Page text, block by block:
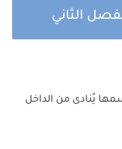
الثاني
يُنادى من الداخل